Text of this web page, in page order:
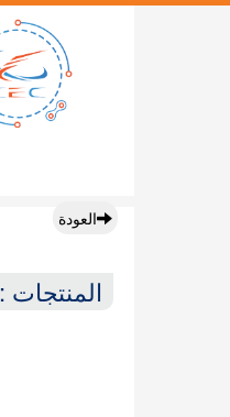
العودة
المنتجات : PLASMA